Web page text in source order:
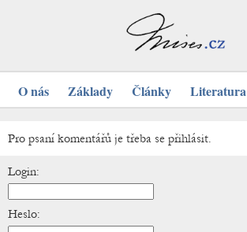
O nás Základy Články Literatura
Pro psaní komentářů je třeba se přihlásit.
Login:
Heslo: